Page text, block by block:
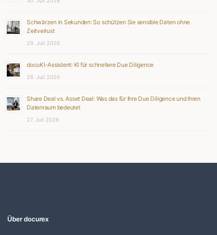
Schwärzen in Sekunden: So schützen Sie sensible Daten ohne
Zeitverlust
29. Juli 2026
docuKI-Assistent: KI für schnellere Due Diligence
28. Juli 2026
Share Deal vs. Asset Deal: Was das für Ihre Due Diligence und Ihren
Datenraum bedeutet
27. Juli 2026
Über docurex